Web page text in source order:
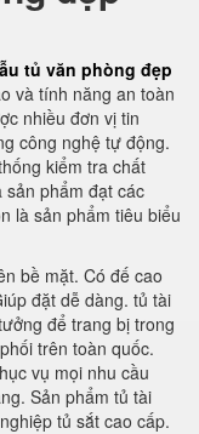
tủ văn phòng đẹp
và tính năng an toàn
nhiều đơn vị tin
công nghệ tự động.
kiểm tra chất
sản phẩm đạt các
là sản phẩm tiêu biểu
bề mặt. Có đế cao
đặt dễ dàng. tủ tài
để trang bị trong
trên toàn quốc.
vụ mọi nhu cầu
Sản phẩm tủ tài
tủ sắt cao cấp.